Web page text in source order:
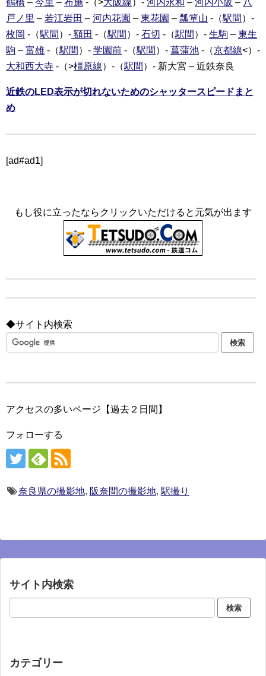
鶴橋 – 今里 – 布施 -（>大阪線）- 河内永和 – 河内小阪 – 八
戸ノ里 – 若江岩田 – 河内花園 – 東花園 – 瓢箪山 -（駅間 ）-
枚岡 -（駅間 ）- 額田 -（駅間 ）- 石切 -（駅間 ）- 生駒 – 東生
駒 – 富雄 -（駅間 ）- 学園前 -（駅間 ）- 菖蒲池 -（京都線<）-
大和西大寺 -（>橿原線）-（駅間 ）- 新大宮 – 近鉄奈良
近鉄のLED表示が切れないためのシャッタースピードまと
め
[ad#ad1]
もし役に立ったならクリックいただけると元気が出ます
◆サイト内検索
アクセスの多いページ【過去２日間】
フォローする
奈良県の撮影地, 阪奈間の撮影地, 駅撮り
サイト内検索
カテゴリー